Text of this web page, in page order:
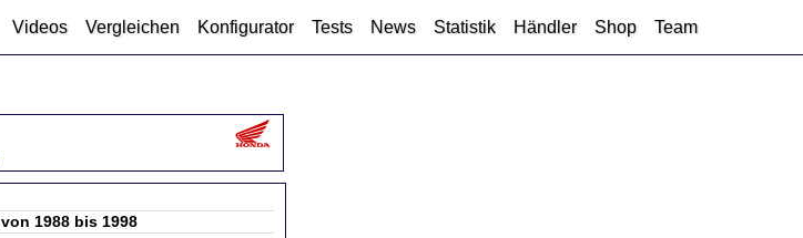
Videos Vergleichen Konfigurator Tests News Statistik Händler Shop Team
von 1988 bis 1998